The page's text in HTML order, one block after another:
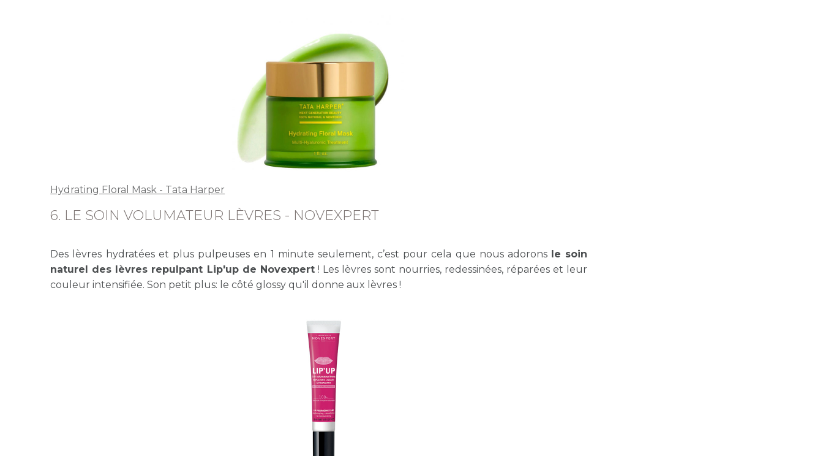
Hydrating Floral Mask - Tata Harper
6. LE SOIN VOLUMATEUR LÈVRES - NOVEXPERT
Des lèvres hydratées et plus pulpeuses en 1 minute seulement, c’est pour cela que nous adorons
le soin
naturel des lèvres repulpant Lip'up de Novexpert! Les lèvres sont nourries, redessinées, réparées et leur
couleur intensifiée. Son petit plus: le côté glossy qu'il donne aux lèvres !